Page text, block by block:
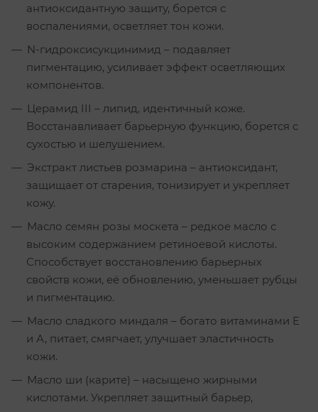
антиоксидантную защиту, борется с
воспалениями, осветляет тон кожи.
N-гидроксисукцинимид – подавляет
пигментацию, усиливает эффект осветляющих
компонентов.
Церамид III – липид, идентичный коже.
Восстанавливает барьерную функцию, борется с
сухостью и шелушением.
Экстракт листьев розмарина – антиоксидант,
защищает от старения, тонизирует и укрепляет
кожу.
Масло семян розы москета – редкое масло с
высоким содержанием ретиноевой кислоты.
Способствует восстановлению барьерных
свойств кожи, её обновлению, уменьшает рубцы
и пигментацию.
Масло сладкого миндаля – богато витаминами Е
и А, питает, смягчает, улучшает эластичность
кожи.
Масло ши (карите) – насыщено жирными
кислотами. Укрепляет защитный барьер,